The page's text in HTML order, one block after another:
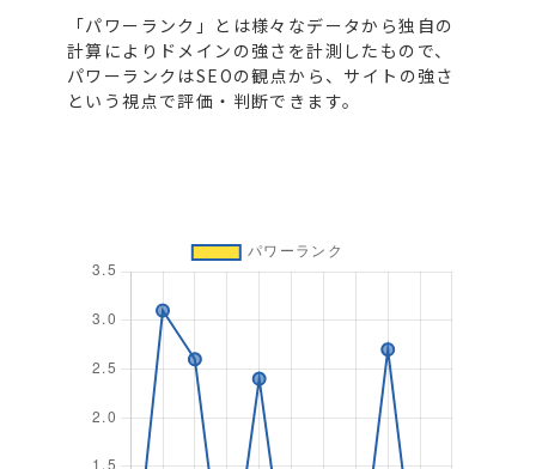
「パワーランク」とは様々なデータから独自の
計算によりドメインの強さを計測したもので、
パワーランクはSEOの観点から、サイトの強さ
という視点で評価・判断できます。